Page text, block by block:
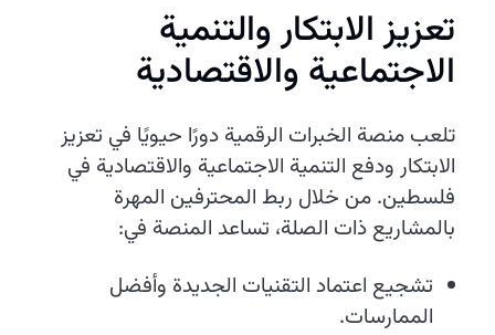
تعزيز الابتكار والتنمية
الاجتماعية والاقتصادية
تلعب منصة الخبرات الرقمية دورًا حيويًا في تعزيز
الابتكار ودفع التنمية الاجتماعية والاقتصادية في
فلسطين. من خلال ربط المحترفين المهرة
بالمشاريع ذات الصلة، تساعد المنصة في:
تشجيع اعتماد التقنيات الجديدة وأفضل
الممارسات.